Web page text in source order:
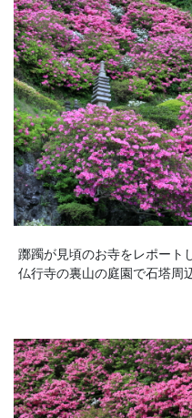
躑躅が見頃のお寺をレポート
仏行寺の裏山の庭園で石塔周